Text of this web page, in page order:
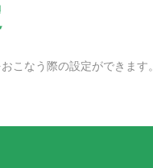
こなう際の設定ができます